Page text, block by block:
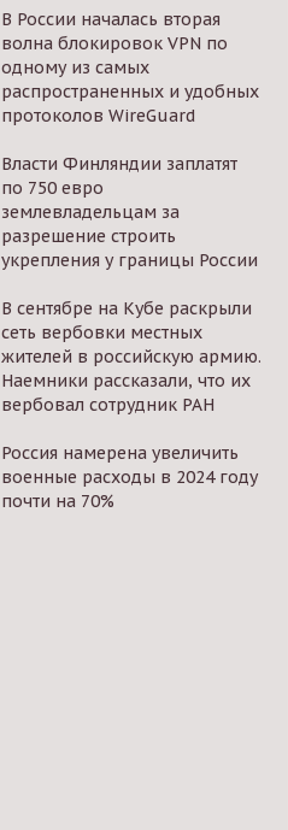
В России началась вторая
волна блокировок VPN по
одному из самых
распространенных и удобных
протоколов WireGuard
Власти Финляндии заплатят
по 750 евро
землевладельцам за
разрешение строить
укрепления у границы России
В сентябре на Кубе раскрыли
сеть вербовки местных
жителей в российскую армию.
Наемники рассказали, что их
вербовал сотрудник РАН
Россия намерена увеличить
военные расходы в 2024 году
почти на 70%